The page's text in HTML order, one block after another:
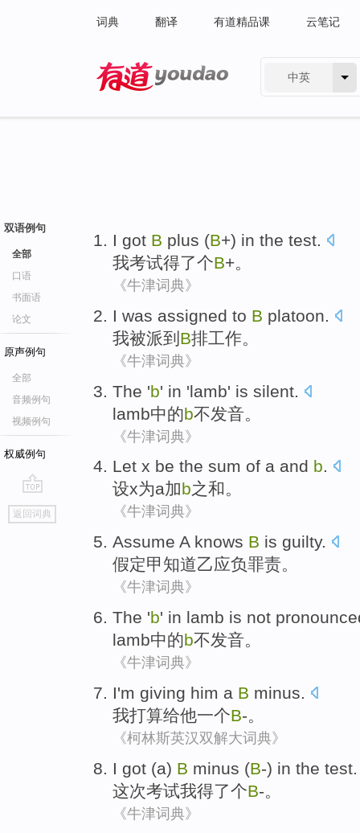
词典 翻译 有道精品课 云笔记
中英
双语例句
全部
口语
书面语
论文
原声例句
全部
音频例句
视频例句
权威例句
go
top
返回词典
I got B plus (B+) in the test.
我考试得了个B+。
《牛津词典》
I was assigned to B platoon.
我被派到 B排工作。
《牛津词典》
The 'b' in 'lamb' is silent
lamb中的b不发音。
《牛津词典》
Let x be the sum of a and b.
设x为a加b之和。
《牛津词典》
Assume A knows B is guilty.
假定甲 知道乙应负罪责。
《牛津词典》
The 'b' in lamb is not
lamb中的b不发音。
《牛津词典》
I'm giving him a B minus.
我打算给他一个B-。
《柯林斯英汉双解大词典》
I got (a) B minus (B-) in the test
这次考试我得了个B-。
《牛津词典》